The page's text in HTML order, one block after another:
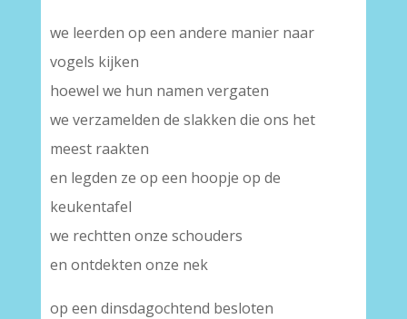
we leerden op een andere manier naar
vogels kijken
hoewel we hun namen vergaten
we verzamelden de slakken die ons het
meest raakten
en legden ze op een hoopje op de
keukentafel
we rechtten onze schouders
en ontdekten onze nek
op een dinsdagochtend besloten